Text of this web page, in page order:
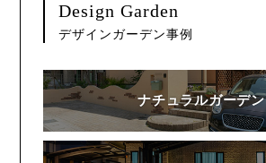
Design Garden
デザインガーデン事例
ナチュラルガーデン